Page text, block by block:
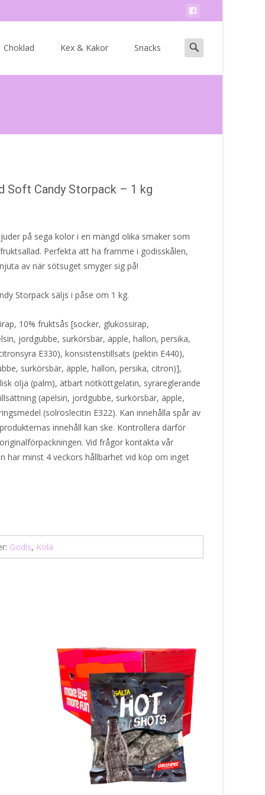
Choklad Kex & Kakor Snacks
Search
for:
Soft Candy Storpack – 1 kg
på sega kolor i en mängd olika smaker som
Perfekta att ha framme i godisskålen,
av när sötsuget smyger sig på!
Storpack säljs i påse om 1 kg.
10% fruktsås [socker, glukossirap,
jordgubbe, surkörsbär, äpple, hallon, persika,
E330), konsistenstillsats (pektin E440),
surkörsbär, äpple, hallon, persika, citron)],
olja (palm), ätbart nötköttgelatin, syrareglerande
(apelsin, jordgubbe, surkörsbär, äpple,
(solroslecitin E322). Kan innehålla spår av
innehåll kan ske. Kontrollera därför
Vid frågor kontakta vår
har minst 4 veckors hållbarhet vid köp om inget
Godis, Kola